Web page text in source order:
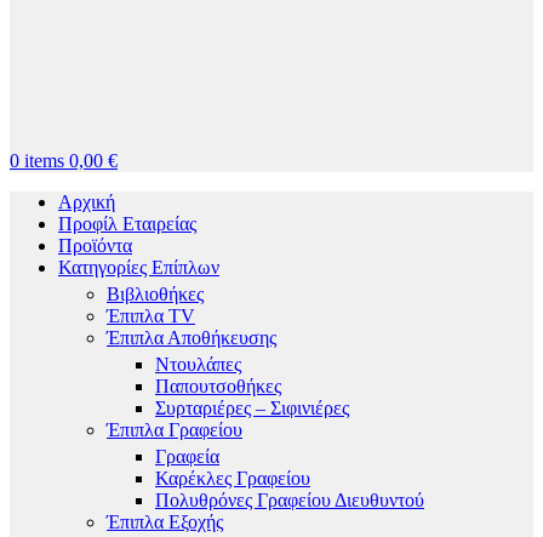
0 items 0,00 €
Αρχική
Προφίλ Εταιρείας
Προϊόντα
Κατηγορίες Επίπλων
Βιβλιοθήκες
Έπιπλα TV
Έπιπλα Αποθήκευσης
Ντουλάπες
Παπουτσοθήκες
Συρταριέρες – Σιφινιέρες
Έπιπλα Γραφείου
Γραφεία
Καρέκλες Γραφείου
Πολυθρόνες Γραφείου Διευθυντού
Έπιπλα Εξοχής